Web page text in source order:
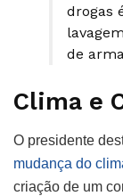
drogas
de
Clima e
O presidente
mudança do
criação de um